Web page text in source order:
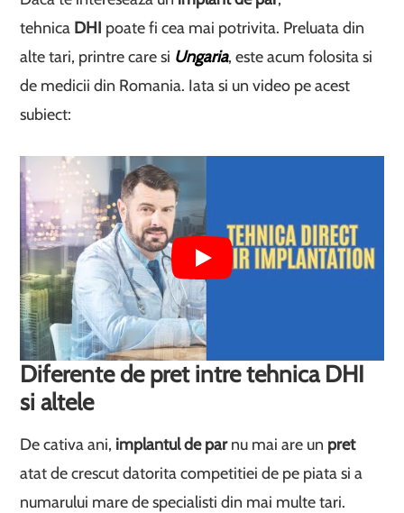
tehnica DHI poate fi cea mai potrivita. Preluata din
alte tari, printre care si Ungaria, este acum folosita si
de medicii din Romania. Iata si un video pe acest
subiect:
Diferente de pret intre tehnica DHI
si altele
De cativa ani, implantul de parnu mai are un pret
atat de crescut datorita competitiei de pe piata si a
numarului mare de specialisti din mai multe tari.